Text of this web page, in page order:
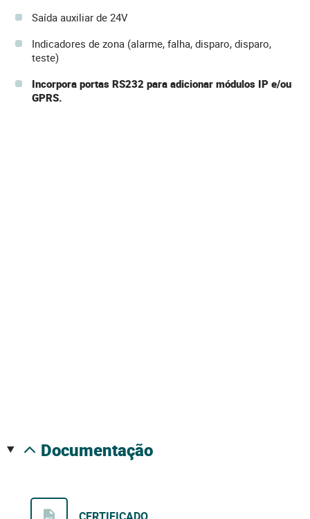
Saída auxiliar de 24V
Indicadores de zona (alarme, falha, disparo, disparo,
teste)
Incorpora portas RS232 para adicionar módulos IP e/ou
GPRS.
documentação
CERTIFICADO